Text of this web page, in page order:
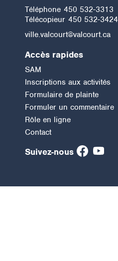
Téléphone 450 532-3313
Télécopieur 450 532-3424
ville.valcourt@valcourt.ca
Accès rapides
SAM
Inscriptions aux activités
Formulaire de plainte
Formuler un commentaire
Rôle en ligne
Contact
Suivez-nous